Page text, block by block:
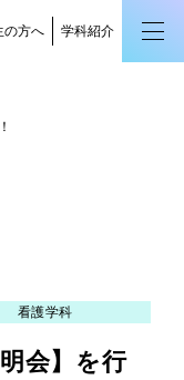
の方へ 学科紹介
看護学科
会】を行